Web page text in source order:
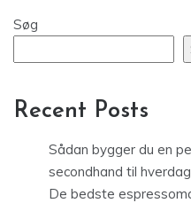
Søg
Recent Posts
Sådan bygger du en
secondhand til
De bedste